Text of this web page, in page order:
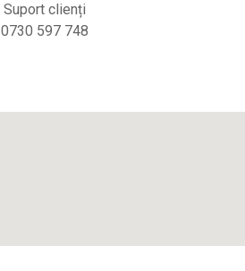
Suport clienți
0730 597 748